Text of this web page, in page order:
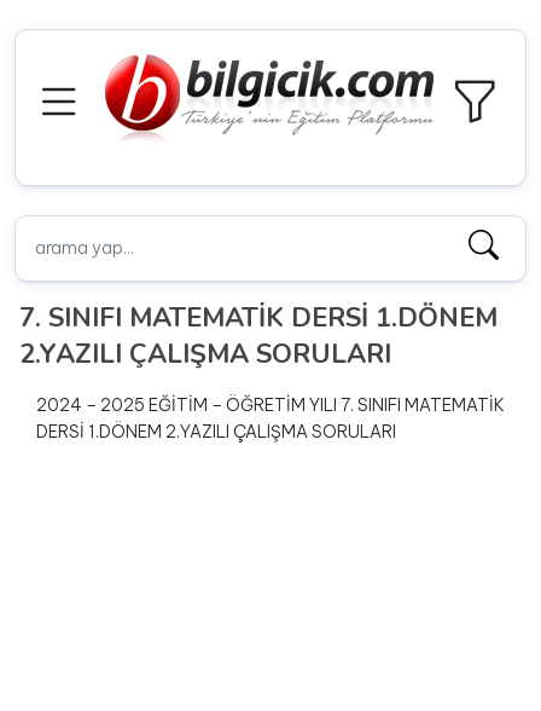
7. SINIFI MATEMATİK DERSİ 1.DÖNEM
2.YAZILI ÇALIŞMA SORULARI
2024 – 2025 EĞİTİM – ÖĞRETİM YILI 7. SINIFI MATEMATİK
DERSİ 1.DÖNEM 2.YAZILI ÇALIŞMA SORULARI